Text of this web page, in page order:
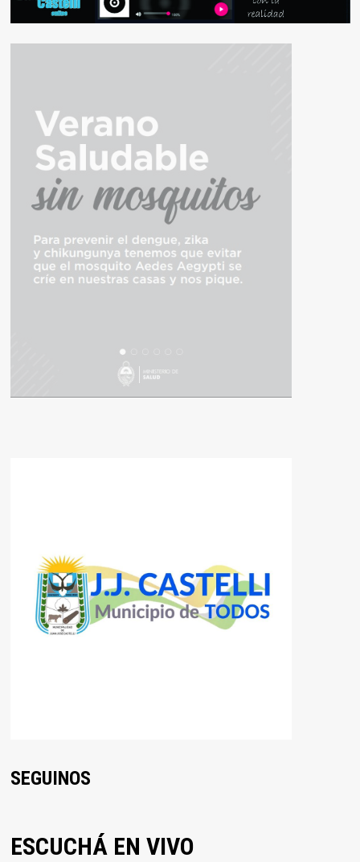
SEGUINOS
ESCUCHÁ EN VIVO